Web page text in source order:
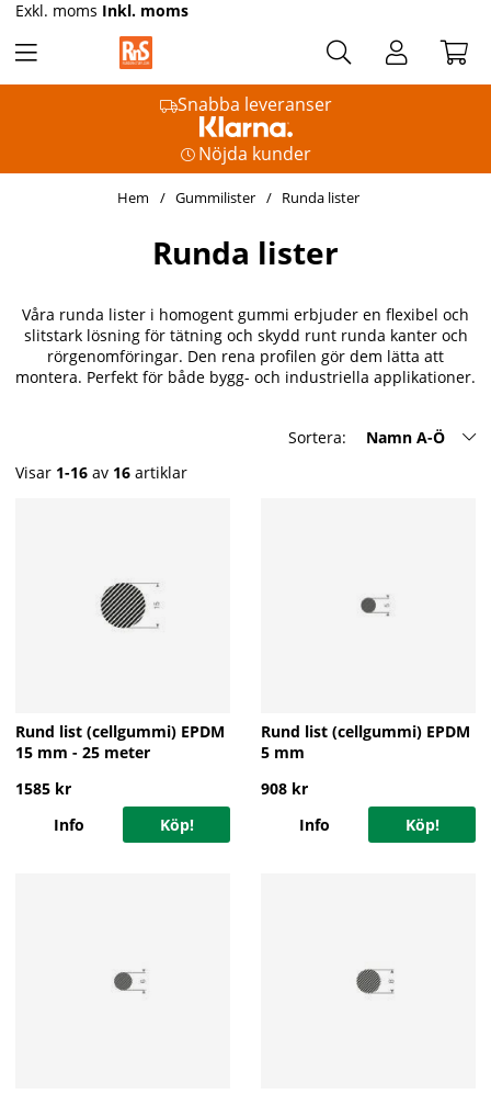
Snabba leveranser
Nöjda kunder
Exkl. moms Inkl. moms
Hem Gummilister Runda lister
Runda lister
Våra runda lister i homogent gummi erbjuder en flexibel och
slitstark lösning för tätning och skydd runt runda kanter och
rörgenomföringar. Den rena profilen gör dem lätta att
montera. Perfekt för både bygg- och industriella applikationer.
Sortera:
Namn A-Ö
Visar 1-16 av 16 artiklar
Rund list (cellgummi) EPDM
15 mm - 25 meter
1585 kr
Köp!
Info
Rund list (cellgummi) EPDM
5 mm
908 kr
Köp!
Info